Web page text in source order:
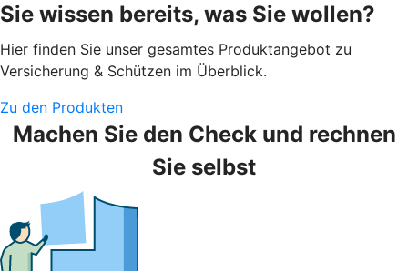
Sie wissen bereits, was Sie wollen?
Hier finden Sie unser gesamtes Produktangebot zu
Versicherung & Schützen im Überblick.
Zu den Produkten
Machen Sie den Check und rechnen
Sie selbst